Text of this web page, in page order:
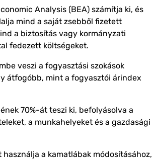
Analysis (BEA) számítja ki, és
mind a saját zsebből fizetett
a biztosítás vagy kormányzati
fedezett költségeket.
veszi a fogyasztási szokások
átfogóbb, mint a fogyasztói árindex
70%-át teszi ki, befolyásolva a
a munkahelyeket és a gazdasági
használja a kamatlábak módosításához,